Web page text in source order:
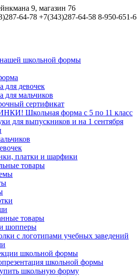
9, магазин 76
64-78 +7(343)287-64-58 8-950-651-
школьной формы
для девочек
для мальчиков
сертификат
Школьная форма с 5 по 11 класс
для выпускников и на 1 сентября
платки и шарфики
товары
товары
шопперы
с логотипами учебных заведений
школьной формы
школьной формы
школьную форму